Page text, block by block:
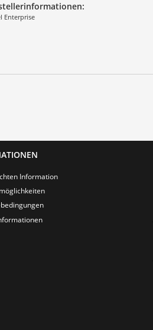
Enterprise
Information